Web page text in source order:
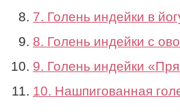
7. Голень индейки в
8. Голень индейки с
9. Голень индейки
10. Нашпигованная